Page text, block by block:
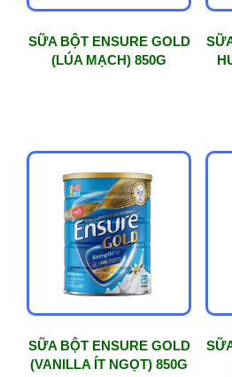
SỮA BỘT ENSURE GOLD
(LÚA MẠCH) 850G
SỮA BỘT ENSURE GOLD
(VANILLA ÍT NGỌT) 850G